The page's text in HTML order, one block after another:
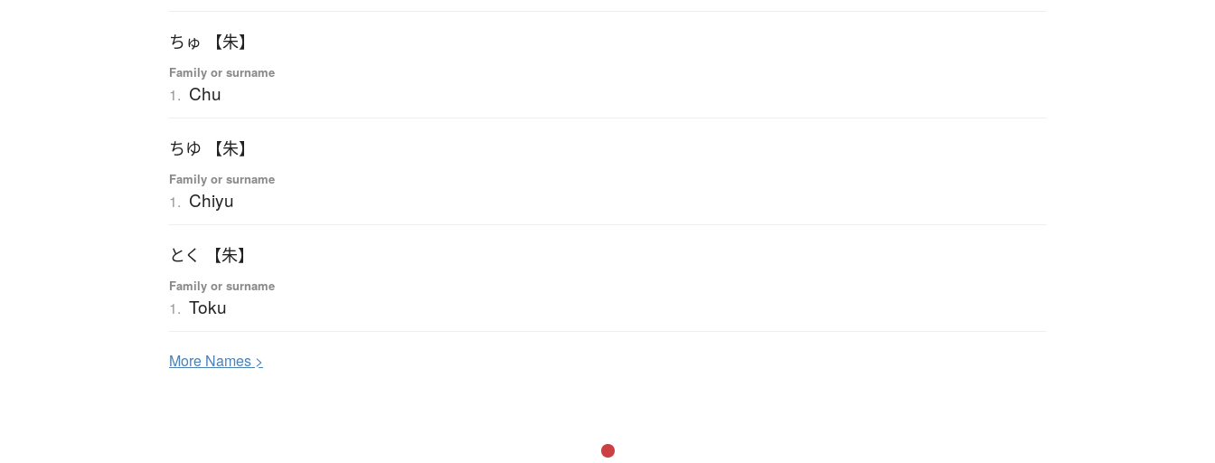
ちゅ 【朱】
Family or surname
1. Chu
ちゆ 【朱】
Family or surname
1. Chiyu
とく 【朱】
Family or surname
1. Toku
More Names >